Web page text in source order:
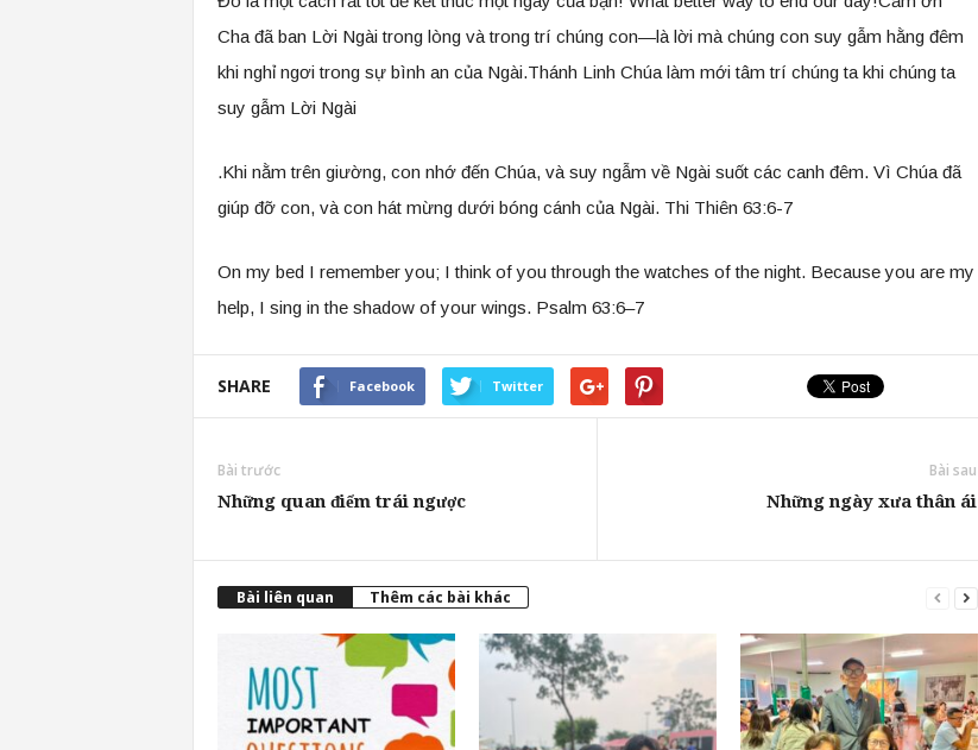
Cha đã ban Lời Ngài trong lòng và trong trí chúng con—là lời mà chúng con suy gẫm hằng đêm
khi nghỉ ngơi trong sự bình an của Ngài.Thánh Linh Chúa làm mới tâm trí chúng ta khi chúng ta
suy gẫm Lời Ngài
.Khi nằm trên giường, con nhớ đến Chúa, và suy ngẫm về Ngài suốt các canh đêm. Vì Chúa đã
giúp đỡ con, và con hát mừng dưới bóng cánh của Ngài. Thi Thiên 63:6-7
On my bed I remember you; I think of you through the watches of the night. Because you are my
help, I sing in the shadow of your wings. Psalm 63:6–7
SHARE Facebook Twitter
Bài trước
Những quan điểm trái ngược
Bài sau
Những ngày xưa thân ái
Bài liên quan Thêm các bài khác